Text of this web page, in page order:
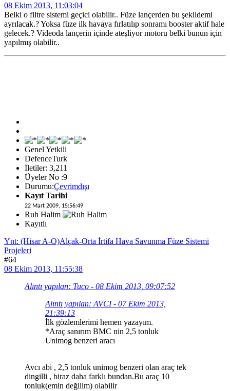
08 Ekim 2013, 11:03:04
Belki o filtre sistemi geçici olabilir.. Füze lançerden bu şekildemi
ayrılacak.? Yoksa füze ilk havaya fırlatılıp sonramı booster aktif hale
gelecek.? Videoda lançerin içinde ateşliyor motoru belki bunun için
yapılmış olabilir..
Genel Yetkili
DefenceTurk
İletiler: 3,211
Üyeler No :9
Durumu:Çevrimdışı
Kayıt Tarihi
22 Mart 2009, 15:56:49
Ruh Halim
Kayıtlı
Ynt: (Hisar A-O)Alçak-Orta İrtifa Hava Savunma Füze Sistemi
Projeleri
#64
08 Ekim 2013, 11:55:38
Alıntı yapılan: Tuco - 08 Ekim 2013, 09:07:52
Alıntı yapılan: AVCI - 07 Ekim 2013,
21:39:13
İlk gözlemlerimi hemen yazayım.
*Araç sanırım BMC nin 2,5 tonluk
Unimog benzeri aracı
Avcı abi , 2,5 tonluk unimog benzeri olan araç tek
dingilli , biraz daha farklı bundan.Bu araç 10
tonluk(emin değilim) olabilir